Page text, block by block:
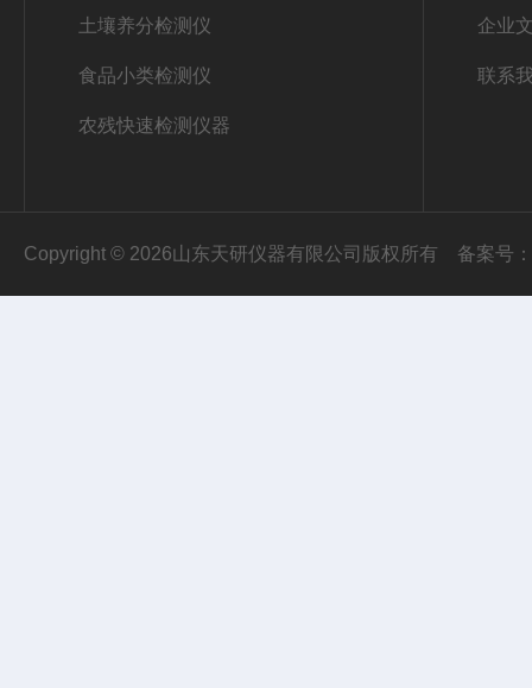
土壤养分检测仪
食品小类检测仪
农残快速检测仪器
企业
联系
Copyright © 2026山东天研仪器有限公司版权所有 备案号